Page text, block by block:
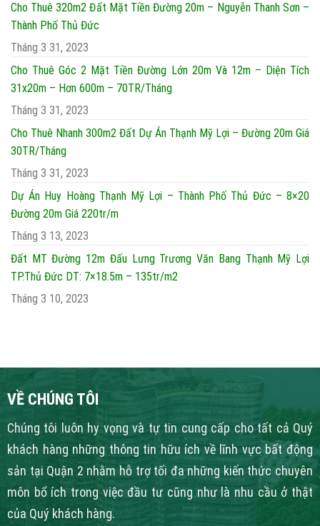
Cho Thuê 320m2 Đất Mặt Tiền Đường 20m – Nguyễn Thanh Sơn –
Thành Phố Thủ Đức
Tháng 3 31, 2023
Cho Thuê Góc 2 Mặt Tiền Đường Lớn 20m Và 12m – Diện Tích
31x20m – Hơn 600m – 70TR/Tháng
Tháng 3 31, 2023
Cho Thuê Nhanh 300m2 Đất Dự Án Thạnh Mỹ Lợi – Đường 20m Giá
30TR/Tháng
Tháng 3 31, 2023
Dự Án Huy Hoàng Thạnh Mỹ Lợi – Thành Phố Thủ Đức – 8×20
Đường 20m Giá 220tr/m
Tháng 3 13, 2023
Đất MT Đường 12m Đấu Lưng Trương Văn Bang Thạnh Mỹ Lợi
TP.Thủ Đức DT: 7×18.5m – 135tr/m2
Tháng 3 10, 2023
VỀ CHÚNG TÔI
Chúng tôi luôn hy vọng và tự tin cung cấp cho tất cả Quý
khách hàng những thông tin hữu ích về lĩnh vực bất động
sản tại Quận 2 nhằm hỗ trợ tối đa những kiến thức chuyên
môn bổ ích trong việc đầu tư cũng như là nhu cầu ở thật
của Quý khách hàng.